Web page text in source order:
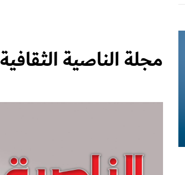
مجلة الناصية الثقافية